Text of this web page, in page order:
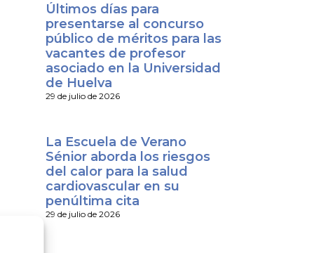
Últimos días para
presentarse al concurso
público de méritos para las
vacantes de profesor
asociado en la Universidad
de Huelva
29 de julio de 2026
La Escuela de Verano
Sénior aborda los riesgos
del calor para la salud
cardiovascular en su
penúltima cita
29 de julio de 2026